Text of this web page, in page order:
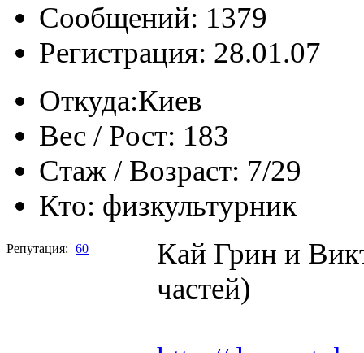
Сообщений: 1379
Регистрация: 28.01.07
Откуда:Киев
Вес / Рост: 183
Стаж / Возраст: 7/29
Кто: физкультурник
Репутация: 60
Кай Грин и
частей)